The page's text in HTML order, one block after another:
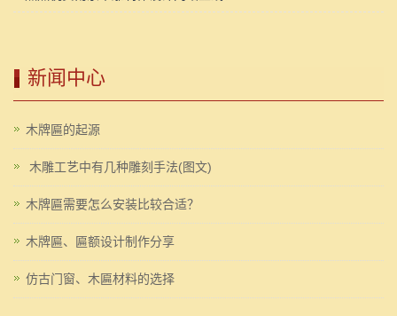
新闻中心
木牌匾的起源
木雕工艺中有几种雕刻手法(图文)
木牌匾需要怎么安装比较合适？
木牌匾、匾额设计制作分享
仿古门窗、木匾材料的选择